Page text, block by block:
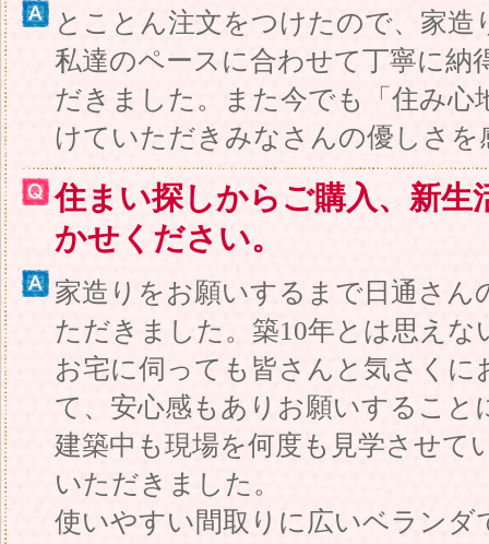
とことん注文をつけたので、家
私達のペースに合わせて丁寧に
だきました。また今でも「住み
けていただきみなさんの優しさを
住まい探しからご購入、新
かせください。
家造りをお願いするまで日通さん
ただきました。築10年とは思え
お宅に伺っても皆さんと気さく
て、安心感もありお願いすること
建築中も現場を何度も見学させて
いただきました。
使いやすい間取りに広いベラン